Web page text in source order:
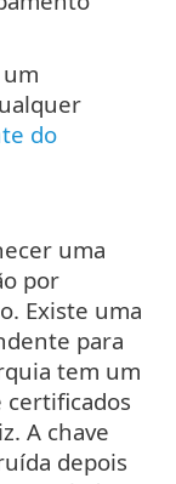
do
uma
por
Existe uma
para
tem um
A chave
depois